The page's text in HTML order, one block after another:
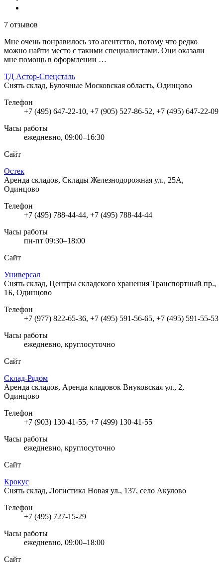
7 отзывов
Мне очень понравилось это агентство, потому что редко
можно найти место с такими специалистами. Они оказали
мне помощь в оформлении …
ТД Астор-Спецсталь
Снять склад, Булочные Московская область, Одинцово
Телефон
+7 (495) 647-22-10, +7 (905) 527-86-52, +7 (495) 647-22-09
Часы работы
ежедневно, 09:00–16:30
Сайт
Остек
Аренда складов, Склады Железнодорожная ул., 25А,
Одинцово
Телефон
+7 (495) 788-44-44, +7 (495) 788-44-44
Часы работы
пн-пт 09:30–18:00
Сайт
Универсал
Снять склад, Центры складского хранения Транспортный пр.,
1Б, Одинцово
Телефон
+7 (977) 822-65-36, +7 (495) 591-56-65, +7 (495) 591-55-53
Часы работы
ежедневно, круглосуточно
Сайт
Склад-Рядом
Аренда складов, Аренда кладовок Внуковская ул., 2,
Одинцово
Телефон
+7 (903) 130-41-55, +7 (499) 130-41-55
Часы работы
ежедневно, круглосуточно
Сайт
Крокус
Снять склад, Логистика Новая ул., 137, село Акулово
Телефон
+7 (495) 727-15-29
Часы работы
ежедневно, 09:00–18:00
Сайт